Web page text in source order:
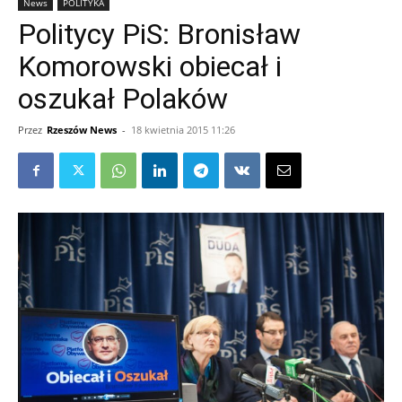
News POLITYKA
Politycy PiS: Bronisław
Komorowski obiecał i
oszukał Polaków
Przez Rzeszów News - 18 kwietnia 2015 11:26